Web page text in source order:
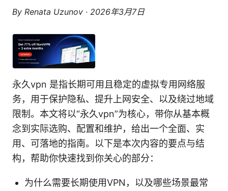
By Renata Uzunov · 2026年3月7日
永久vpn 是指长期可用且稳定的虚拟专用网络服
务，用于保护隐私、提升上网安全、以及绕过地域
限制。本文将以“永久vpn”为核心，带你从基本概
念到实际选购、配置和维护，给出一个全面、实
用、可落地的指南。以下是本次内容的要点与结
构，帮助你快速找到你关心的部分：
为什么需要长期使用VPN，以及哪些场景最常